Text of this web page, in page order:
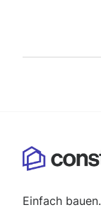
Einfach bauen.